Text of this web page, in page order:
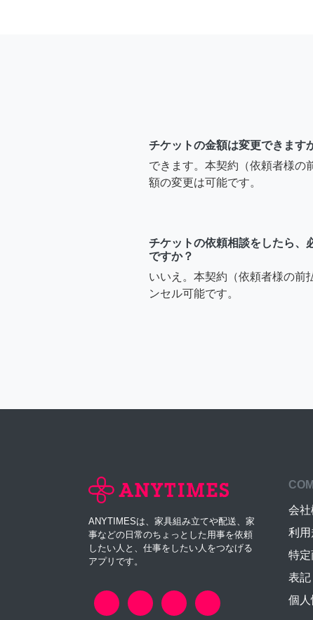
チケットの金額は変更できます
できます。本契約（依頼者様の
額の変更は可能です。
チケットの依頼相談をしたら、
ですか？
いいえ。本契約（依頼者様の前
ンセル可能です。
ANYTIMESは、家具組み立てや配送、家
事などの日常のちょっとした用事を依頼
したい人と、仕事をしたい人をつなげる
アプリです。
会
利用
特定
表記
個